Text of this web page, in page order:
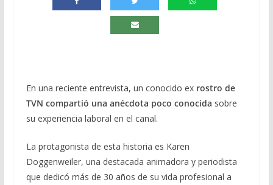
En una reciente entrevista, un conocido ex rostro de
TVN compartió una anécdota poco conocida sobre
su experiencia laboral en el canal.
La protagonista de esta historia es Karen
Doggenweiler, una destacada animadora y periodista
que dedicó más de 30 años de su vida profesional a